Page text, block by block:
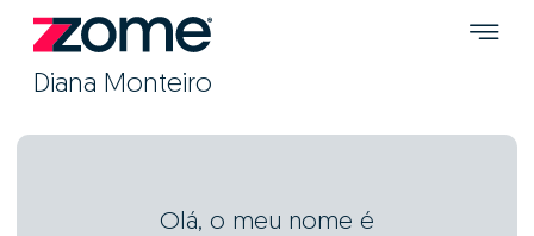
Diana Monteiro
Olá, o meu nome é